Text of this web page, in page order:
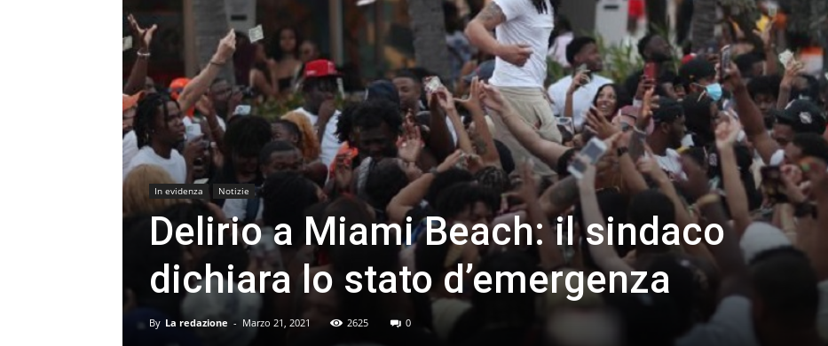
In evidenza Notizie
Delirio a Miami Beach: il sindaco
dichiara lo stato d’emergenza
By La redazione - Marzo 21, 2021 2625 0